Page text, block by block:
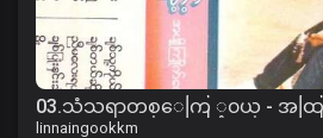
03.သံသရာတစ္ေကြ ့၀ယ္ - အထြ
linnaingookkm